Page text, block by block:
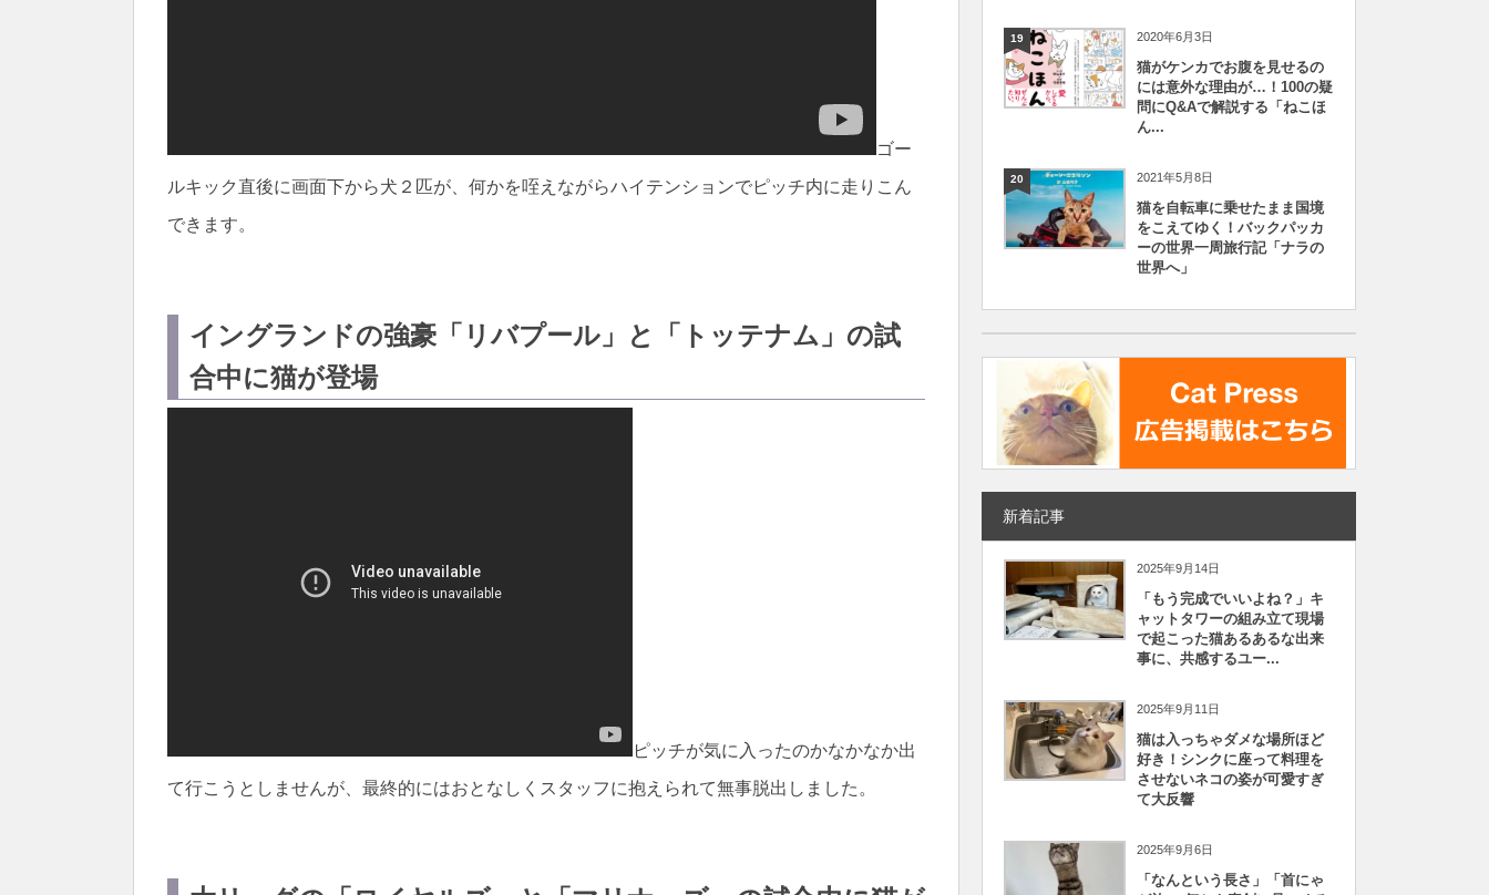
ゴー
ルキック直後に画面下から犬２匹が、何かを咥えながらハイテンションでピッチ内に走りこん
できます。
イングランドの強豪「リバプール」と「トッテナム」の試
合中に猫が登場
ピッチが気に入ったのかなかなか出
て行こうとしませんが、最終的にはおとなしくスタッフに抱えられて無事脱出しました。
19 2020年6月3日
猫がケンカでお腹を見せるの
には意外な理由が…！100の疑
問にQ&Aで解説する「ねこほ
ん...
20 2021年5月8日
猫を自転車に乗せたまま国境
をこえてゆく！バックパッカ
ーの世界一周旅行記「ナラの
世界へ」
新着記事
2025年9月14日
「もう完成でいいよね？」キ
ャットタワーの組み立て現場
で起こった猫あるあるな出来
事に、共感するユー...
2025年9月11日
猫は入っちゃダメな場所ほど
好き！シンクに座って料理を
させないネコの姿が可愛すぎ
て大反響
2025年9月6日
「なんという長さ」「首にゃ